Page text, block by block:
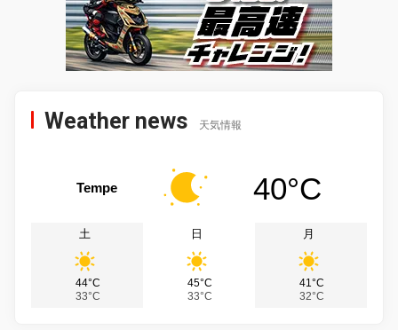
Weather news 天気情報
Tempe 40°C
土
44°C
33°C
日
45°C
33°C
月
41°C
32°C